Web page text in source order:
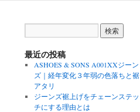
最近の投稿
ASHOES & SONS A001XXジーン
ズ｜経年変化３年弱の色落ちと裾
アタリ
ジーンズ裾上げをチェーンステッ
チにする理由とは